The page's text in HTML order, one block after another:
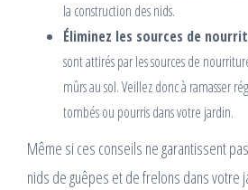
la construction des nids.
Éliminez les sources de
sont attirés par les sources de
mûrs au sol. Veillez donc à ramasser
tombés ou pourris dans votre jardin.
Même si ces conseils ne garantissent
nids de guêpes et de frelons dans votre